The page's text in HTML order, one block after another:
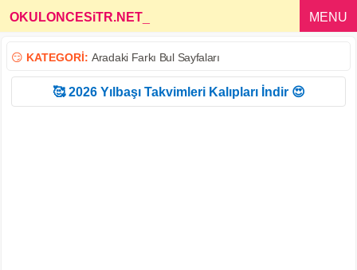
OKULONCESiTR.NET MENU
😏 KATEGORİ: Aradaki Farkı Bul Sayfaları
🥰 2026 Yılbaşı Takvimleri Kalıpları İndir 😍